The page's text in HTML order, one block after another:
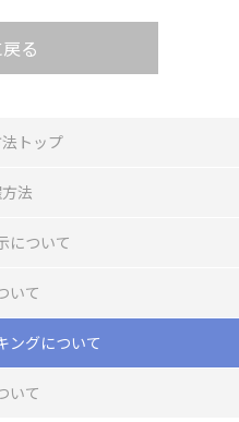
る
トップ
法
について
いて
ングについて
いて